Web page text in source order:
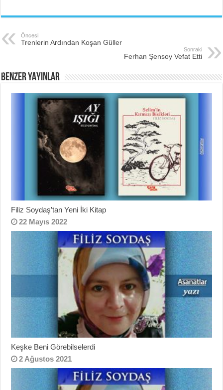
Öncesi
Trenlerin Ardından Koşan Güller
Sonraki
Ferhan Şensoy Vefat Etti
BENZER YAYINLAR
Filiz Soydaş’tan Yeni İki Kitap
22 Mayıs 2022
Keşke Beni Görebilselerdi
2 Ağustos 2021